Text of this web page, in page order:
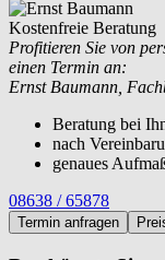
Kostenfreie Beratung
Profitieren Sie von
einen Termin an:
Ernst Baumann,
Beratung bei
nach
genaues
08638 / 65878
Termin anfragen